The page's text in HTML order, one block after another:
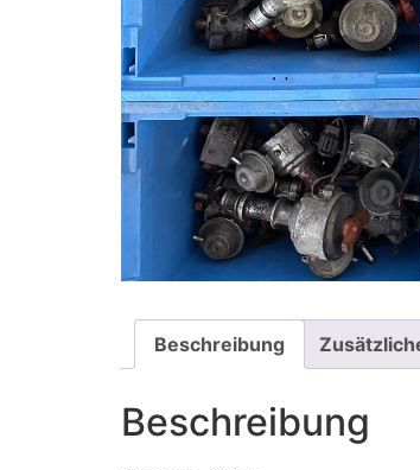
Beschreibung
Beschreibung